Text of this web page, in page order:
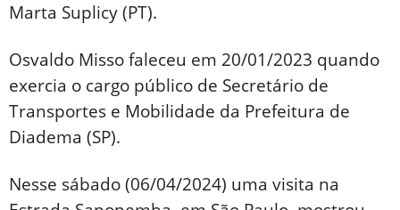
Marta Suplicy (PT).
Osvaldo Misso faleceu em 20/01/2023 quando
exercia o cargo público de Secretário de
Transportes e Mobilidade da Prefeitura de
Diadema (SP).
Nesse sábado (06/04/2024) uma visita na